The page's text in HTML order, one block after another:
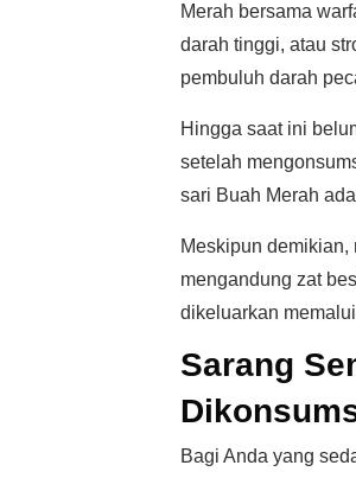
Merah bersama
darah tinggi, atau
pembuluh darah
Hingga saat ini
setelah
sari Buah Merah
Meskipun
mengandung zat
dikeluarkan
Sarang
Bagi Anda yang